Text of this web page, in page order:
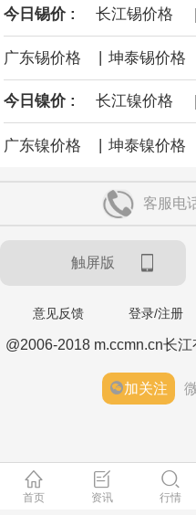
今日锡价 : 长江锡价格 |
广东锡价格 坤泰锡价格
今日镍价 : 长江镍价格 |
广东镍价格 | 坤泰镍价格
客服电
触屏版
意见反馈 登录/注册
@2006-2018 m.ccmn.cn长
加关注
首页 资讯 行情